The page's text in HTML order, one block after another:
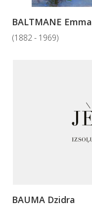
BALTMANE Emma
(1882 - 1969)
BAUMA Dzidra